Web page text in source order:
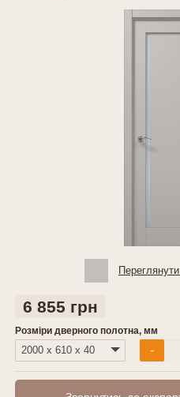
6 855 грн
Розміри дверного полотна, мм
-